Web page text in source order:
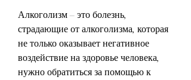
Алкоголизм – это болезнь,
страдающие от алкоголизма, которая
не только оказывает негативное
воздействие на здоровье человека,
нужно обратиться за помощью к